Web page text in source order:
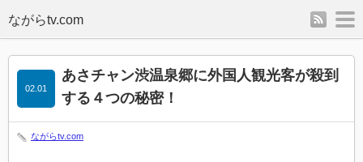
rss
あさチャン渋温泉郷に外国人観光客が殺到
する４つの秘密！
02.01
ながらtv.com